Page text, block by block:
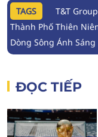
TAGS T&T Group
Thành Phố Thiên
Dòng Sông Ánh Sáng
ĐỌC TIẾP